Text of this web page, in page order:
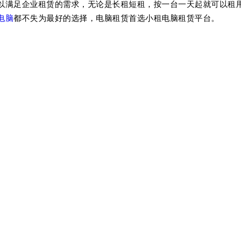
满足企业租赁的需求，无论是长租短租，按一台一天起就可以租
脑都不失为最好的选择，电脑租赁首选小租电脑租赁平台。